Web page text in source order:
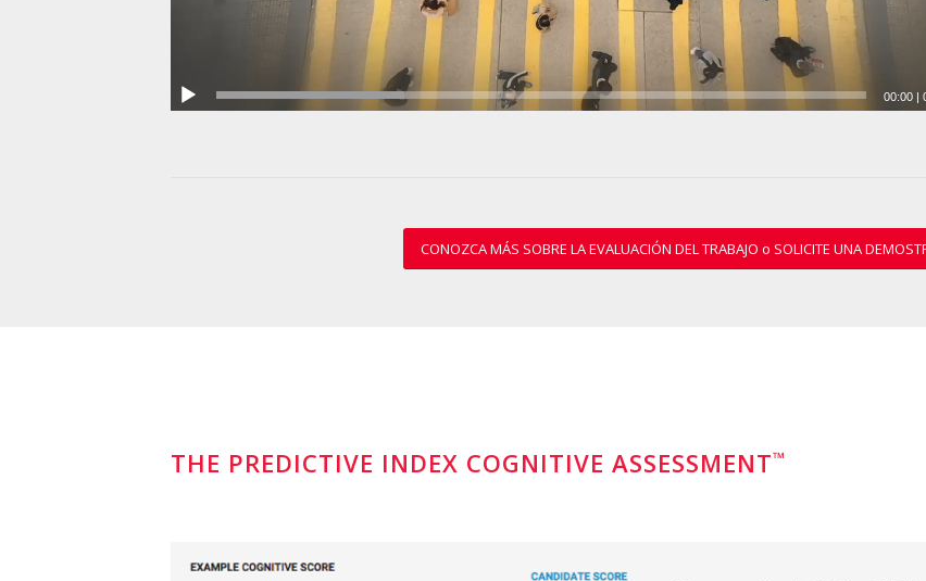
00:00 |
CONOZCA MÁS SOBRE LA EVALUACIÓN DEL TRABAJO o SOLICITE UNA
THE PREDICTIVE INDEX COGNITIVE ASSESSMENT™